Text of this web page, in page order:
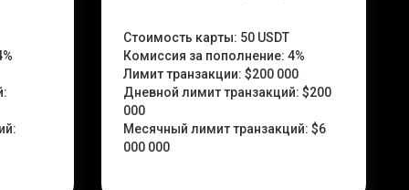
Стоимость карты: 50 USDT
Комиссия за пополнение: 4%
Лимит транзакции: $200 000
Дневной лимит транзакций: $200
000
Месячный лимит транзакций: $6
000 000